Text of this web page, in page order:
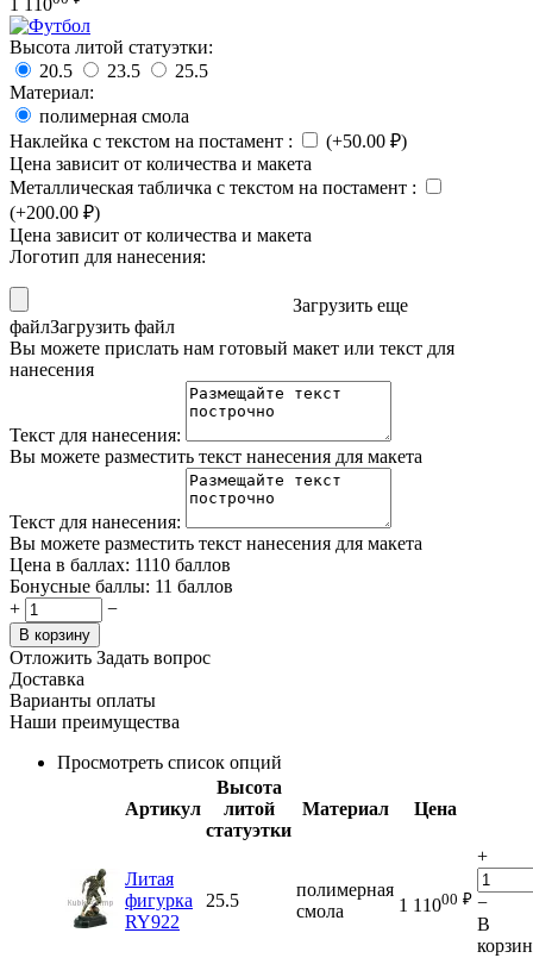
1 110
Высота литой статуэтки:
20.5
23.5
25.5
Материал:
полимерная смола
Наклейка с текстом на постамент : (+50.00 ₽)
Цена зависит от количества и макета
Металлическая табличка с текстом на постамент :
(+200.00 ₽)
Цена зависит от количества и макета
Логотип для нанесения:
Загрузить еще
файлЗагрузить файл
Вы можете прислать нам готовый макет или текст для
нанесения
Текст для нанесения:
Вы можете разместить текст нанесения для макета
Текст для нанесения:
Вы можете разместить текст нанесения для макета
Цена в баллах: 1110 баллов
Бонусные баллы: 11 баллов
+
−
В корзину
Отложить Задать вопрос
Доставка
Варианты оплаты
Наши преимущества
Просмотреть список опций
Артикул
Высота
литой
статуэтки
Материал Цена
Литая
фигурка
RY922
25.5
полимерная
смола
1 11000 ₽
+
−
В